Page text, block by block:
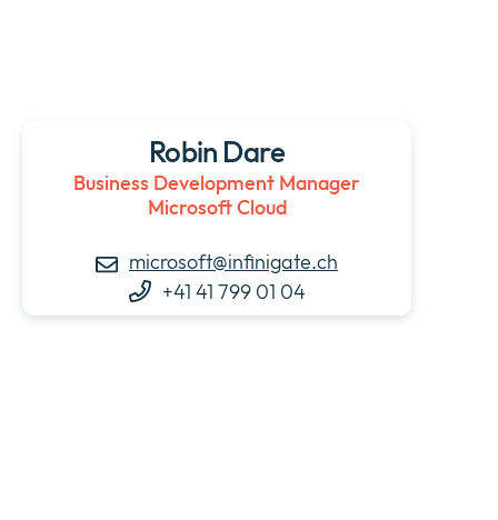
Robin Dare
Business Development Manager
Microsoft Cloud
microsoft@infinigate.ch
+41 41 799 01 04